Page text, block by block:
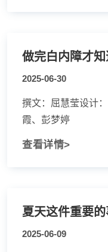
做完白内障才
2025-06-30
撰文：屈慧莹设计
霞、彭梦婷
查看详情>
夏天这件重要
2025-06-09